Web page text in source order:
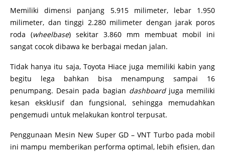
Memiliki dimensi panjang 5.915 milimeter, lebar 1.950
milimeter, dan tinggi 2.280 milimeter dengan jarak poros
roda (wheelbase) sekitar 3.860 mm membuat mobil ini
sangat cocok dibawa ke berbagai medan jalan.
Tidak hanya itu saja, Toyota Hiace juga memiliki kabin yang
begitu lega bahkan bisa menampung sampai 16
penumpang. Desain pada bagian dashboard juga memiliki
kesan eksklusif dan fungsional, sehingga memudahkan
pengemudi untuk melakukan kontrol terpusat.
Penggunaan Mesin New Super GD – VNT Turbo pada mobil
ini mampu memberikan performa optimal, lebih efisien, dan